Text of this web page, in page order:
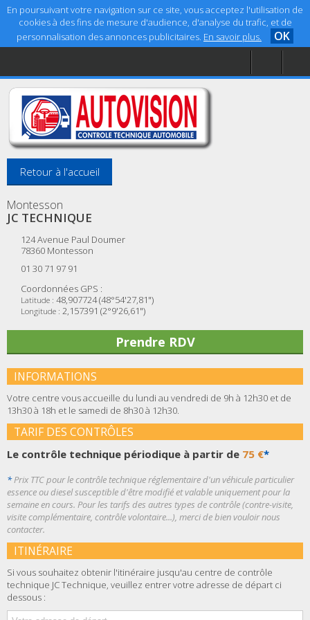
En poursuivant votre navigation sur ce site, vous acceptez l'utilisation de
cookies à des fins de mesure d'audience, d'analyse du trafic, et de
personnalisation des annonces publicitaires. En savoir plus. OK
Accueil
Aide
Mentions légales
Retour à l'accueil
Montesson
JC TECHNIQUE
124 Avenue Paul Doumer
78360 Montesson
01 30 71 97 91
Coordonnées GPS :
Latitude : 48,907724 (48°54'27,81")
Longitude : 2,157391 (2°9'26,61")
Prendre RDV
INFORMATIONS
Votre centre vous accueille du lundi au vendredi de 9h à 12h30 et de
13h30 à 18h et le samedi de 8h30 à 12h30.
TARIF DES CONTRÔLES
Le contrôle technique périodique à partir de 75 €*
*Prix TTC pour le contrôle technique réglementaire d'un véhicule particulier
essence ou diesel susceptible d'être modifié et valable uniquement pour la
semaine en cours. Pour les tarifs des autres types de contrôle (contre-visite,
visite complémentaire, contrôle volontaire...), merci de bien vouloir nous
contacter.
ITINÉRAIRE
Si vous souhaitez obtenir l'itinéraire jusqu'au centre de contrôle
technique JC Technique, veuillez entrer votre adresse de départ ci
dessous :